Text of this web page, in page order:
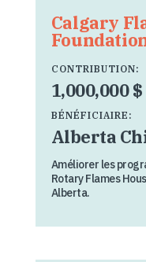
Calgary
CONTRIBUTION:
1,000,000 $
BÉNÉFICIAIRE:
Alberta
Améliorer les
Rotary Flames
Alberta.